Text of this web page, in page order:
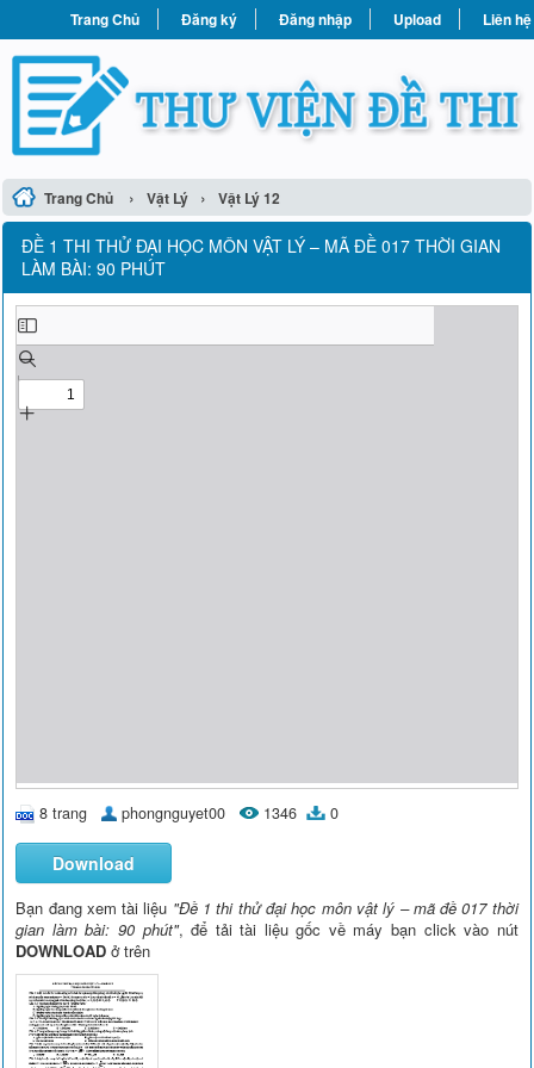
Trang Chủ Đăng ký Đăng nhập Upload Liên hệ
Trang Chủ › Vật Lý › Vật Lý 12
ĐỀ 1 THI THỬ ĐẠI HỌC MÔN VẬT LÝ – MÃ ĐỀ 017 THỜI GIAN
LÀM BÀI: 90 PHÚT
8 trang phongnguyet00 1346 0
Download
Bạn đang xem tài liệu "Đề 1 thi thử đại học môn vật lý – mã đề 017 thời
gian làm bài: 90 phút", để tải tài liệu gốc về máy bạn click vào nút
DOWNLOAD ở trên